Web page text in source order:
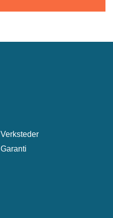
Verksteder
Garanti